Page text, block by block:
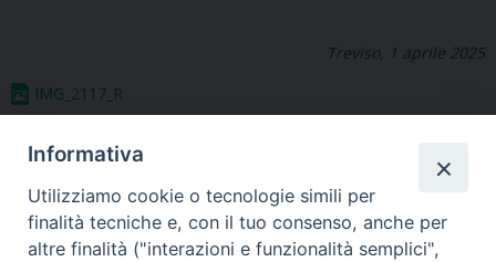
Treviso, 1 aprile 2025
IMG_2117_R
Informativa
Utilizziamo cookie o tecnologie simili per
finalità tecniche e, con il tuo consenso, anche per
altre finalità ("interazioni e funzionalità semplici",